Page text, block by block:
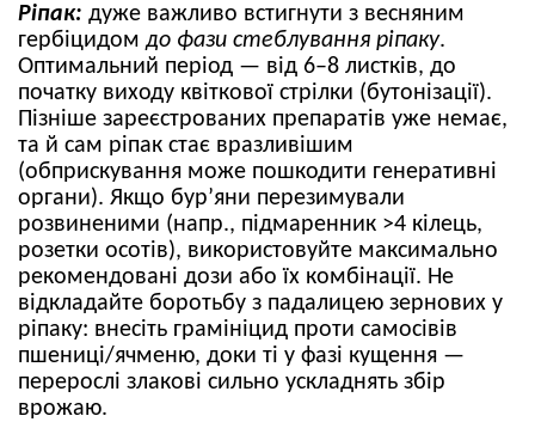
Ріпак: дуже важливо встигнути з весняним
гербіцидом до фази стеблування ріпаку.
Оптимальний період — від 6–8 листків, до
початку виходу квіткової стрілки (бутонізації).
Пізніше зареєстрованих препаратів уже немає,
та й сам ріпак стає вразливішим
(обприскування може пошкодити генеративні
органи). Якщо бур’яни перезимували
розвиненими (напр., підмаренник >4 кілець,
розетки осотів), використовуйте максимально
рекомендовані дози або їх комбінації. Не
відкладайте боротьбу з падалицею зернових у
ріпаку: внесіть грамініцид проти самосівів
пшениці/ячменю, доки ті у фазі кущення —
перерослі злакові сильно ускладнять збір
врожаю.